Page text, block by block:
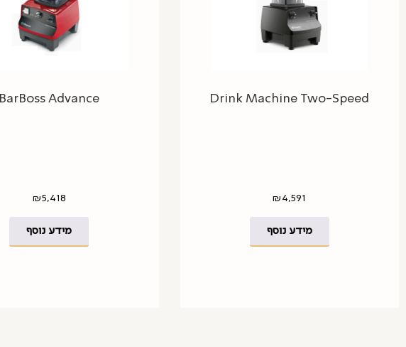
Drink Machine Two-Speed
₪ 4,591
מידע נוסף
BarBoss Advance
₪5,418
מידע נוסף